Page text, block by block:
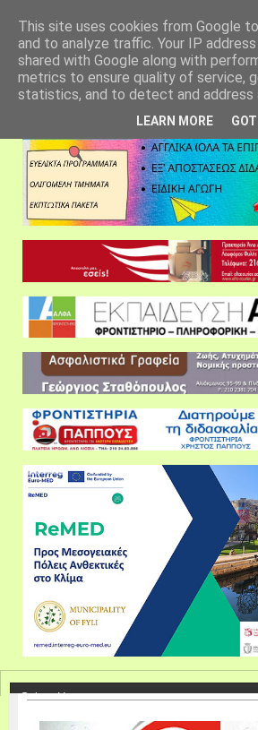
This site uses cookies from Google
and to analyze traffic. Your IP
shared with Google along with
metrics to ensure quality of service,
statistics, and to detect and address
LEARN MORE